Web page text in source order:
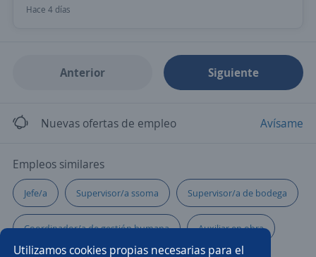
Utilizamos cookies propias necesarias para el
Hace 4 días
Anterior Siguiente
Nuevas ofertas de empleo Avísame
Empleos similares
Jefe/a Supervisor/a ssoma Supervisor/a de bodega
Coordinador/a de gestión humana Auxiliar en obra